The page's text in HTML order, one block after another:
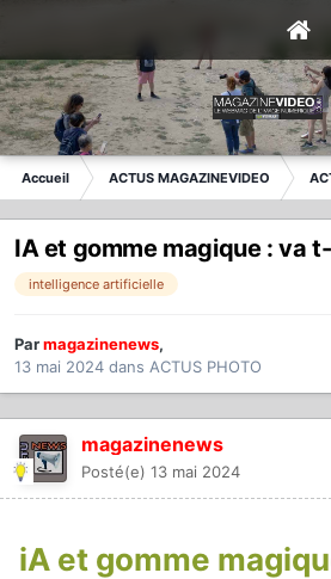
Accueil ACTUS MAGAZINEVIDEO
IA et gomme magique : va
intelligence artificielle
Parmagazinenews,
13 mai 2024 dans ACTUS PHOTO
magazinenews
Posté(e) 13 mai 2024
iA et gomme